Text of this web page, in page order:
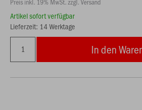
Artikel sofort verfügbar
Lieferzeit: 14 Werktage
In den